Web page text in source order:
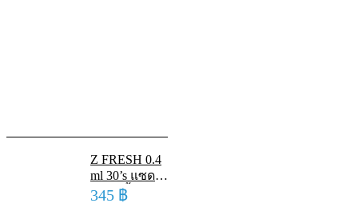
Z FRESH 0.4
ml 30’s แซด
เฟรช น้ำตา
345 ฿